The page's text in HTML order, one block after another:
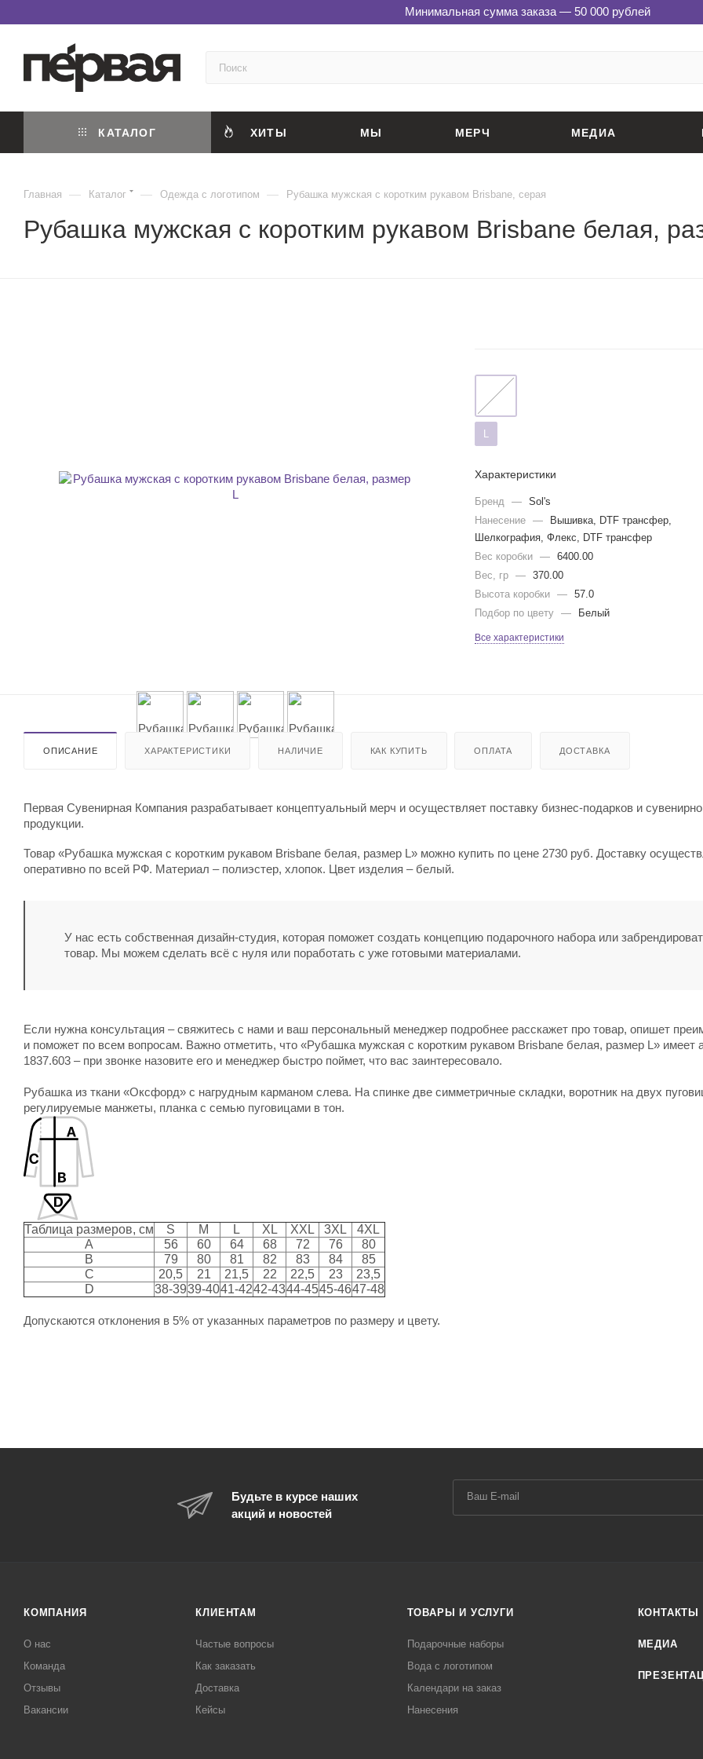
Минимальная сумма заказа — 50 000 рублей
КАТАЛОГ ХИТЫ МЫ МЕРЧ МЕДИА
Главная — Каталог — Одежда с логотипом — Рубашка мужская с коротким рукавом Brisbane, серая
Рубашка мужская с коротким рукавом Brisbane белая,
L
Характеристики
Бренд —
Sol's
Нанесение
—
Вышивка, DTF трансфер,
Шелкография, Флекс, DTF трансфер
Вес коробки
—
6400.00
Вес, гр
—
370.00
Высота коробки
—
57.0
Подбор по цвету
— Белый
Все характеристики
ОПИСАНИЕ ХАРАКТЕРИСТИКИ НАЛИЧИЕ КАК КУПИТЬ ОПЛАТА ДОСТАВКА
Первая Сувенирная Компания разрабатывает концептуальный мерч и осуществляет поставку бизнес-подарков и
продукции.
Товар «Рубашка мужская с коротким рукавом Brisbane белая, размер L» можно купить по цене 2730 руб. Доставку
оперативно по всей РФ. Материал – полиэстер, хлопок. Цвет изделия – белый.
У нас есть собственная дизайн-студия, которая поможет создать концепцию подарочного набора или
товар. Мы можем сделать всё с нуля или поработать с уже готовыми материалами.
Если нужна консультация – свяжитесь с нами и ваш персональный менеджер подробнее расскажет про товар, опишет
и поможет по всем вопросам. Важно отметить, что «Рубашка мужская с коротким рукавом Brisbane белая, размер L» имеет
1837.603 – при звонке назовите его и менеджер быстро поймет, что вас заинтересовало.
Рубашка из ткани «Оксфорд» с нагрудным карманом слева. На спинке две симметричные складки, воротник на двух
регулируемые манжеты, планка с семью пуговицами в тон.
Таблица размеров, см S M L XL XXL 3XL
4XL
A
56 60 64 68 72 76
80
B
79 80 81 82 83 84
85
C
20,5 21 21,5 22 22,5 23
23,5
D
38-3939-4041-4242-4344-4545-4647-48
Допускаются отклонения в 5% от указанных параметров по размеру и цвету.
Будьте в курсе наших
акций и новостей
КОМПАНИЯ
О нас
Команда
Отзывы
Вакансии
КЛИЕНТАМ
Частые вопросы
Как заказать
Доставка
Кейсы
ТОВАРЫ И УСЛУГИ
Подарочные наборы
Вода с логотипом
Календари на заказ
Нанесения
КОНТАКТЫ
МЕДИА